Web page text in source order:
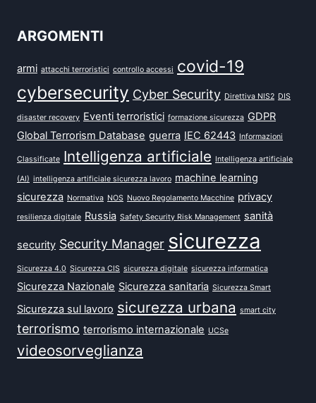
ARGOMENTI
armi attacchi terroristici controllo accessi covid-19
cybersecurity Cyber Security Direttiva NIS2 DIS
disaster recovery Eventi terroristici formazione sicurezza GDPR
Global Terrorism Database guerra IEC 62443 Informazioni
Classificate Intelligenza artificiale Intelligenza artificiale
(AI) intelligenza artificiale sicurezza lavoro machine learning
sicurezza Normativa NOS Nuovo Regolamento Macchine privacy
resilienza digitale Russia Safety Security Risk Management sanità
security Security Manager sicurezza
Sicurezza 4.0 Sicurezza CIS sicurezza digitale sicurezza informatica
Sicurezza Nazionale Sicurezza sanitaria Sicurezza Smart
Sicurezza sul lavoro sicurezza urbana smart city
terrorismo terrorismo internazionale UCSe
videosorveglianza